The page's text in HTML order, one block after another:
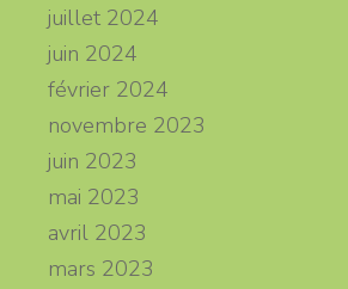
juillet 2024
juin 2024
février 2024
novembre 2023
juin 2023
mai 2023
avril 2023
mars 2023